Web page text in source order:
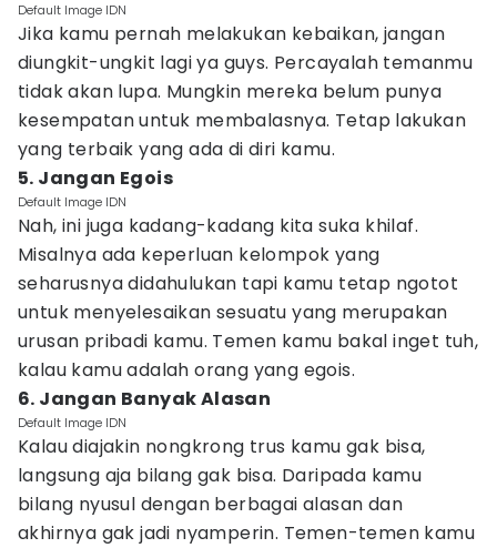
Default Image IDN
Jika kamu pernah melakukan kebaikan, jangan
diungkit-ungkit lagi ya guys. Percayalah temanmu
tidak akan lupa. Mungkin mereka belum punya
kesempatan untuk membalasnya. Tetap lakukan
yang terbaik yang ada di diri kamu.
5. Jangan Egois
Default Image IDN
Nah, ini juga kadang-kadang kita suka khilaf.
Misalnya ada keperluan kelompok yang
seharusnya didahulukan tapi kamu tetap ngotot
untuk menyelesaikan sesuatu yang merupakan
urusan pribadi kamu. Temen kamu bakal inget tuh,
kalau kamu adalah orang yang egois.
6. Jangan Banyak Alasan
Default Image IDN
Kalau diajakin nongkrong trus kamu gak bisa,
langsung aja bilang gak bisa. Daripada kamu
bilang nyusul dengan berbagai alasan dan
akhirnya gak jadi nyamperin. Temen-temen kamu